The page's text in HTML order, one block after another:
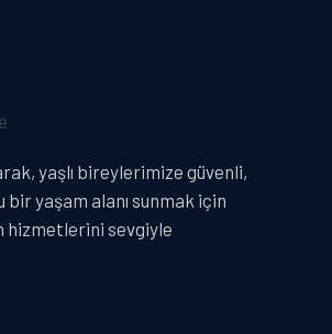
yaşlı bireylerimize güvenli,
bir yaşam alanı sunmak için
hizmetlerini sevgiyle